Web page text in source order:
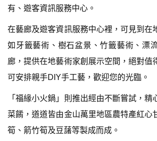
有、遊客資訊服務中心。
在藝廊及遊客資訊服務中心裡，可見到在
如牙籤藝術、樹石盆景、竹籤藝術、漂
廊，提供在地藝術家創展示空間，絕對值
可安排親手DIY手工藝，歡迎您的光臨。
「福緣小火鍋」則推出經由不斷嘗試，精
菜餚，道道皆由金山萬里地區農特產紅心
筍、箭竹筍及豆藷等製成而成。